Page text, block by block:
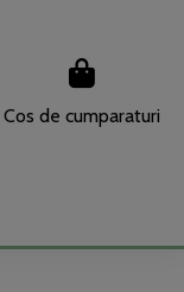
Cos de cumparaturi